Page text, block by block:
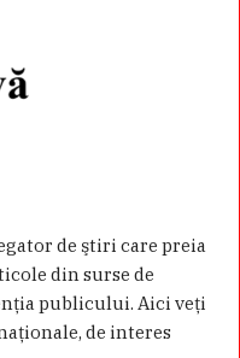
de ştiri care preia
din surse de
publicului. Aici veţi
de interes